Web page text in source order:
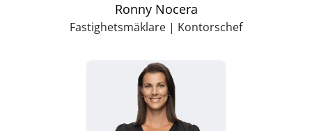
Ronny Nocera
Fastighetsmäklare | Kontorschef